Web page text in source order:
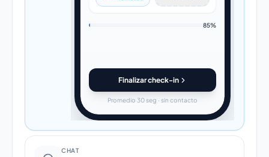
85%
Finalizar check-in
Promedio 30 seg · sin contacto
CHAT